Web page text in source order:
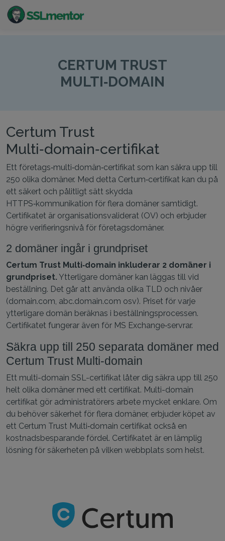
internetprojekt.
CERTUM TRUST
MULTI‑DOMAIN
Certum Trust
Multi‑domain‑certifikat
Ett företags‑multi‑domän‑certifikat som kan säkra upp till
250 olika domäner. Med detta Certum‑certifikat kan du på
ett säkert och pålitligt sätt skydda
HTTPS‑kommunikation för flera domäner samtidigt.
Certifikatet är organisationsvaliderat (OV) och erbjuder
högre verifieringsnivå för företagsdomäner.
2 domäner ingår i grundpriset
Certum Trust Multi‑domain inkluderar 2 domäner i
grundpriset. Ytterligare domäner kan läggas till vid
beställning. Det går att använda olika TLD och nivåer
(domain.com, abc.domain.com osv). Priset för varje
ytterligare domän beräknas i beställningsprocessen.
Certifikatet fungerar även för MS Exchange‑servrar.
Säkra upp till 250 separata domäner med
Certum Trust Multi‑domain
Ett multi-domain SSL-certifikat låter dig säkra upp till 250
helt olika domäner med ett certifikat. Multi-domain
certifikat gör administratörers arbete mycket enklare. Om
du behöver säkerhet för flera domäner, erbjuder köpet av
ett Certum Trust Multi‑domain certifikat också en
kostnadsbesparande fördel. Certifikatet är en lämplig
lösning för säkerheten på vilken webbplats som helst.